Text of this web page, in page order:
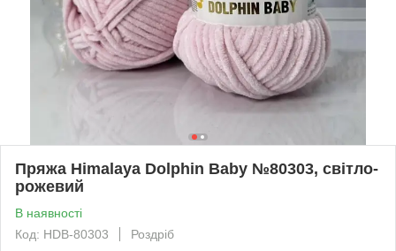
Пряжа Himalaya Dolphin Baby №80303, світло-
рожевий
В наявності
Код: HDB-80303
Роздріб